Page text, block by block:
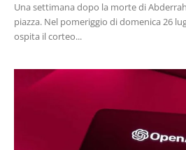
Una settimana dopo la morte di
piazza. Nel pomeriggio di domenica 26
ospita il corteo...